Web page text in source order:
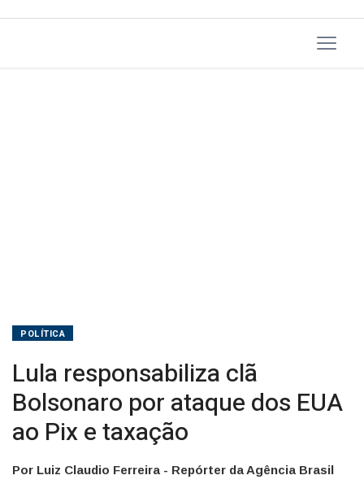
taxação
POLÍTICA
Lula responsabiliza clã
Bolsonaro por ataque dos EUA
ao Pix e taxação
Por Luiz Claudio Ferreira - Repórter da Agência Brasil